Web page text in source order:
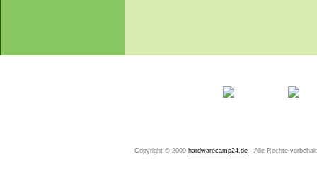
Copyright © 2009 hardwarecamp24.de - Alle Rechte